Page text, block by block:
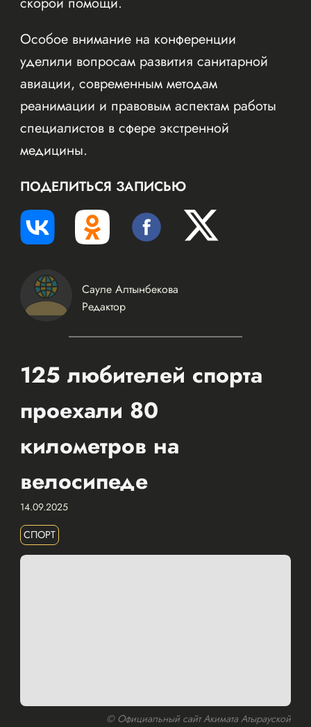
Особое внимание на конференции
уделили вопросам развития санитарной
авиации, современным методам
реанимации и правовым аспектам работы
специалистов в сфере экстренной
медицины.
ПОДЕЛИТЬСЯ ЗАПИСЬЮ
Сауле Алтынбекова
Редактор
125 любителей спорта
проехали 80
километров на
велосипеде
14.09.2025
СПОРТ
© Официальный сайт Акимата Атырауской